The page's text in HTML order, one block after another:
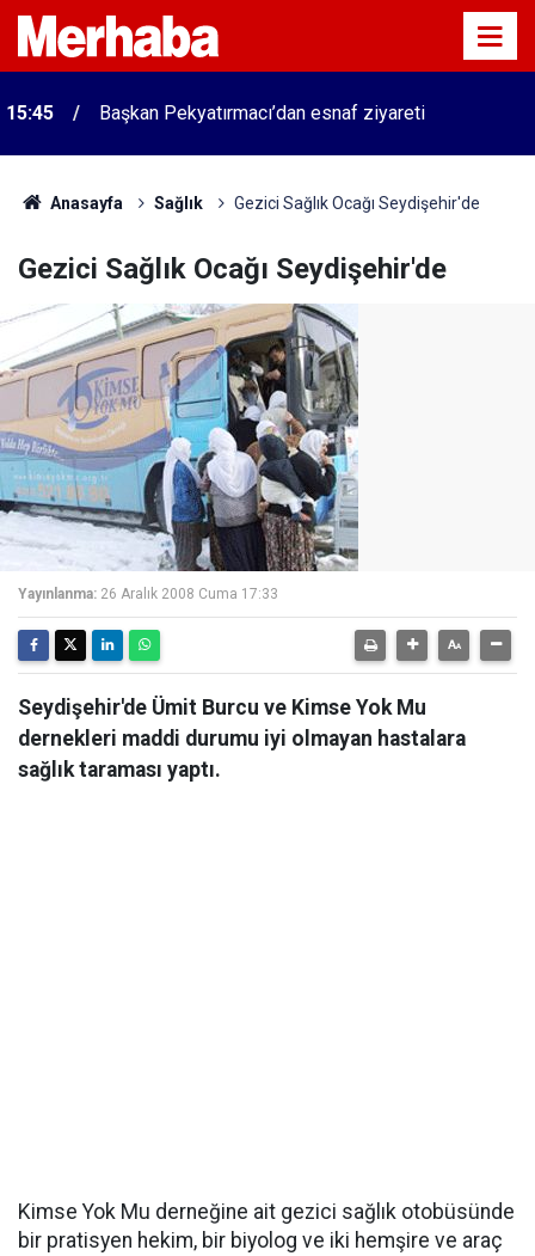
15:45 Başkan Pekyatırmacı’dan esnaf ziyareti
Anasayfa Sağlık Gezici Sağlık Ocağı Seydişehir'de
Gezici Sağlık Ocağı Seydişehir'de
Yayınlanma: 26 Aralık 2008 Cuma 17:33
Seydişehir'de Ümit Burcu ve Kimse Yok Mu
dernekleri maddi durumu iyi olmayan hastalara
sağlık taraması yaptı.
Kimse Yok Mu derneğine ait gezici sağlık otobüsünde
bir pratisyen hekim, bir biyolog ve iki hemşire ve araç